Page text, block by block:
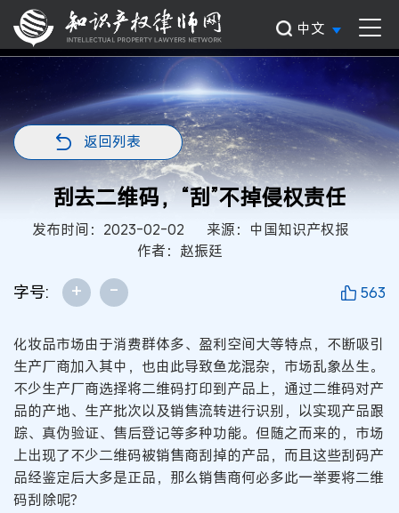
中文
返回列表
刮去二维码，“刮”不掉侵权责任
发布时间：2023-02-02
来源：中国知识产权报
作者：赵振廷
字号: + - 563
化妆品市场由于消费群体多、盈利空间大等特点，不断吸引
生产厂商加入其中，也由此导致鱼龙混杂，市场乱象丛生。
不少生产厂商选择将二维码打印到产品上，通过二维码对产
品的产地、生产批次以及销售流转进行识别，以实现产品跟
踪、真伪验证、售后登记等多种功能。但随之而来的，市场
上出现了不少二维码被销售商刮掉的产品，而且这些刮码产
品经鉴定后大多是正品，那么销售商何必多此一举要将二维
码刮除呢？